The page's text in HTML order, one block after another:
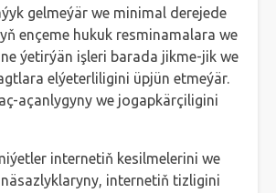
gelmeýär we minimal derejede
ençeme hukuk resminamalara we
ýetirýän işleri barada jikme-jik we
elýeterliligini üpjün etmeýär.
açanlygyny we jogapkärçiligini
internetiň kesilmelerini we
internetiň tizligini